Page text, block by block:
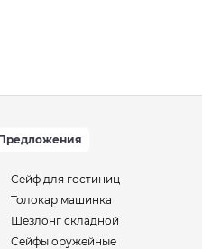
Сейф для гостиниц
Толокар машинка
Шезлонг складной
Сейфы оружейные